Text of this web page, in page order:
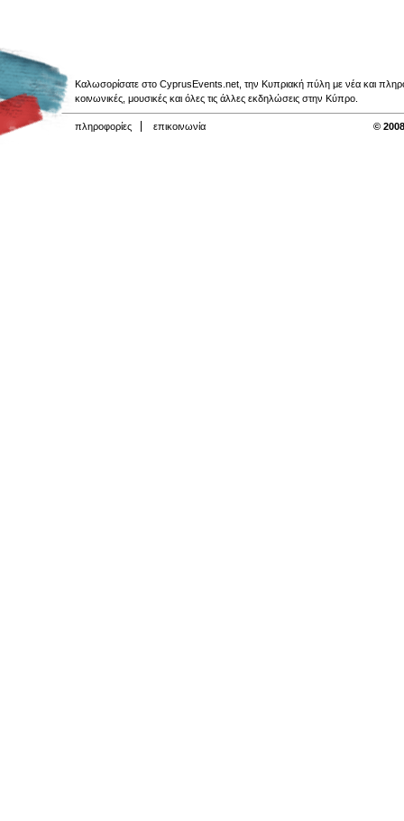
Καλωσορίσατε στο CyprusEvents.net, την Κυπριακή πύλη με νέα και
κοινωνικές, μουσικές και όλες τις άλλες εκδηλώσεις στην Κύπρο.
πληροφορίες επικοινωνία ©